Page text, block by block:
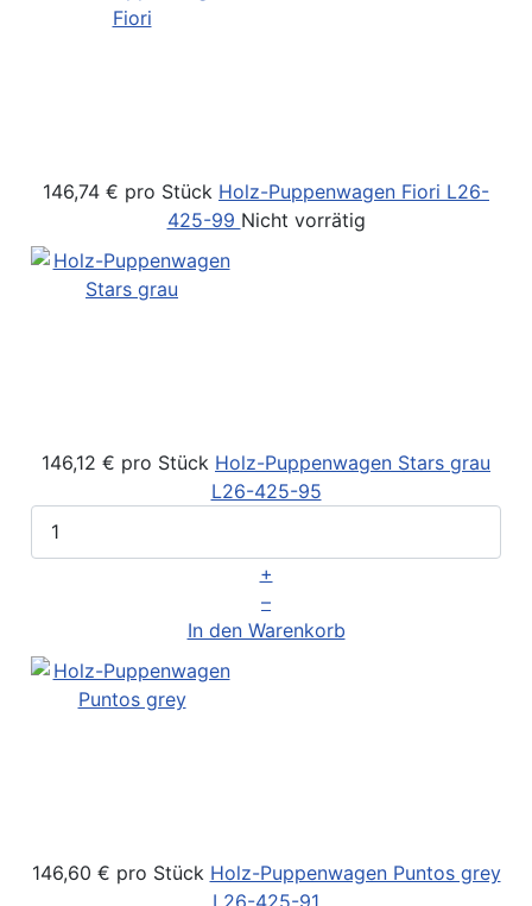
146,74 € pro Stück Holz-Puppenwagen Fiori L26-
425-99 Nicht vorrätig
146,12 € pro Stück Holz-Puppenwagen Stars grau
L26-425-95
+
–
In den Warenkorb
146,60 € pro Stück Holz-Puppenwagen Puntos grey
L26-425-91